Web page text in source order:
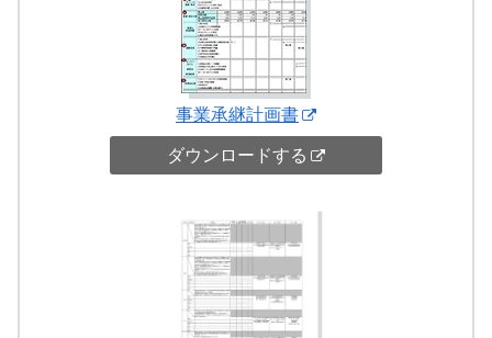
事業承継計画書
ダウンロードする